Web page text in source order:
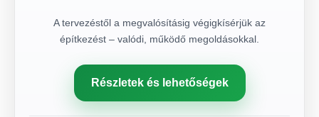
A tervezéstől a megvalósításig végigkísérjük az
építkezést – valódi, működő megoldásokkal.
Részletek és lehetőségek